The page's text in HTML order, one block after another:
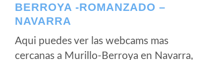
BERROYA -ROMANZADO –
NAVARRA
Aqui puedes ver las webcams mas
cercanas a Murillo-Berroya en Navarra,